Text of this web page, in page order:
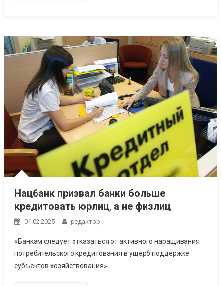
Нацбанк призвал банки больше
кредитовать юрлиц, а не физлиц
01.02.2025 редактор
«Банкам следует отказаться от активного наращивания
потребительского кредитования в ущерб поддержке
субъектов хозяйствования».